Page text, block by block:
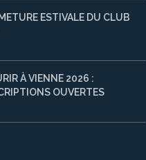
ESTIVALE DU CLUB
À VIENNE 2026 :
OUVERTES